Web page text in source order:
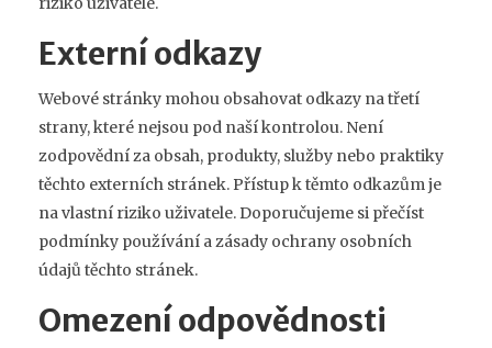
Externí odkazy
Webové stránky mohou obsahovat odkazy na třetí
strany, které nejsou pod naší kontrolou. Není
zodpovědní za obsah, produkty, služby nebo praktiky
těchto externích stránek. Přístup k těmto odkazům je
na vlastní riziko uživatele. Doporučujeme si přečíst
podmínky používání a zásady ochrany osobních
údajů těchto stránek.
Omezení odpovědnosti